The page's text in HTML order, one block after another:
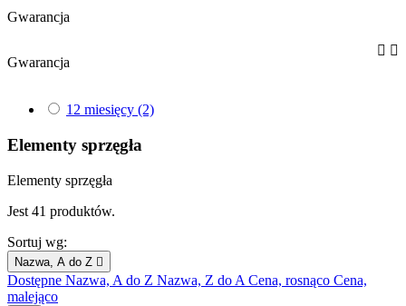
Gwarancja
Gwarancja
 
12 miesięcy (2)
Elementy sprzęgła
Elementy sprzęgła
Jest 41 produktów.
Sortuj wg:
Nazwa, A do Z 
Dostępne Nazwa, A do Z Nazwa, Z do A Cena, rosnąco Cena,
malejąco